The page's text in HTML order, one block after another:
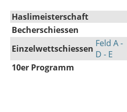
Haslimeisterschaft
Becherschiessen
Einzelwettschiessen Feld A -
D - E
10er Programm